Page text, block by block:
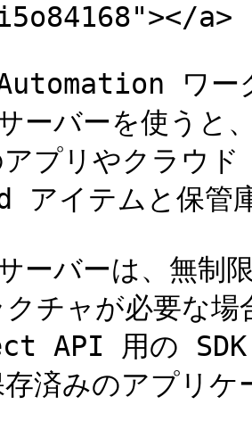
a>
ワー
ーバーを使うと
プリやクラウ
アイテムと保管
ーバーは、無制
クチャが必要な
API 用の SDK
済みのアプリ